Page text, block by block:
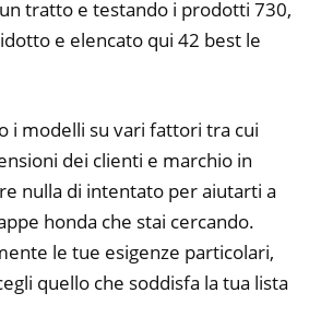
tratto e testando i prodotti 730,
e elencato qui 42 best le
i modelli su vari fattori tra cui
dei clienti e marchio in
nulla di intentato per aiutarti a
honda che stai cercando.
le tue esigenze particolari,
quello che soddisfa la tua lista